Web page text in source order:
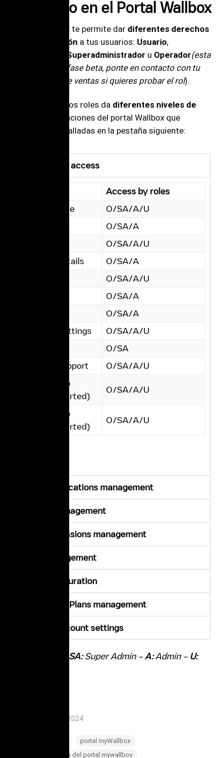
de usuario en el Portal Wallbox
El portal Wallbox te permite dar diferentes derechos
de administración a tus usuarios: Usuario,
Superadministrador u Operador(esta
función está en fase beta, ponte en contacto con tu
representante de ventas si quieres probar el rol).
Cada uno de estos roles da diferentes niveles de
a las funciones del portal Wallbox que
encontrarás detalladas en la pestaña siguiente:
Portal pages access
Access by roles
Select space O/SA/A/U
O/SA/A
O/SA/A/U
Charger details O/SA/A
O/SA/A/U
O/SA/A
O/SA/A
Account settings O/SA/A/U
O/SA
Contact support O/SA/A/U
Trigger help
(getting started)
O/SA/A/U
Trigger help
(getting started)
O/SA/A/U
Spaces & Locations management
Charger management
Charging sessions management
Users management
Users configuration
Payments & Plans management
Personal account settings
– SA:Super Admin – A:Admin – U:
Updated on 26/06/2024
portal myWallbox
gestión de usuarios del portal mywallbox